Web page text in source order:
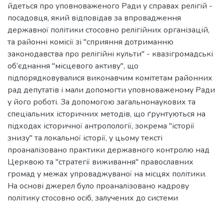
йдеться про уповноваженого Ради у справах релігій -
посадовця, який відповідав за впровадження
державної політики стосовно релігійних організацій,
та районні комісії зі "сприяння дотриманню
законодавства про релігійні культи" - квазігромадські
об’єднання "місцевого активу", що
підпорядковувалися виконавчим комітетам районних
рад депутатів і мали допомогти уповноваженому Ради
у його роботі. За допомогою загальнонаукових та
спеціальних історичних методів, що ґрунтуються на
підходах історичної антропології, зокрема "історії
знизу" та локальної історії, у цьому тексті
проаналізовано практики державного контролю над
Церквою та "стратегії виживання" православних
громад у межах упроваджуваної на місцях політики.
На основі джерел було проаналізовано кадрову
політику стосовно осіб, залучених до системи